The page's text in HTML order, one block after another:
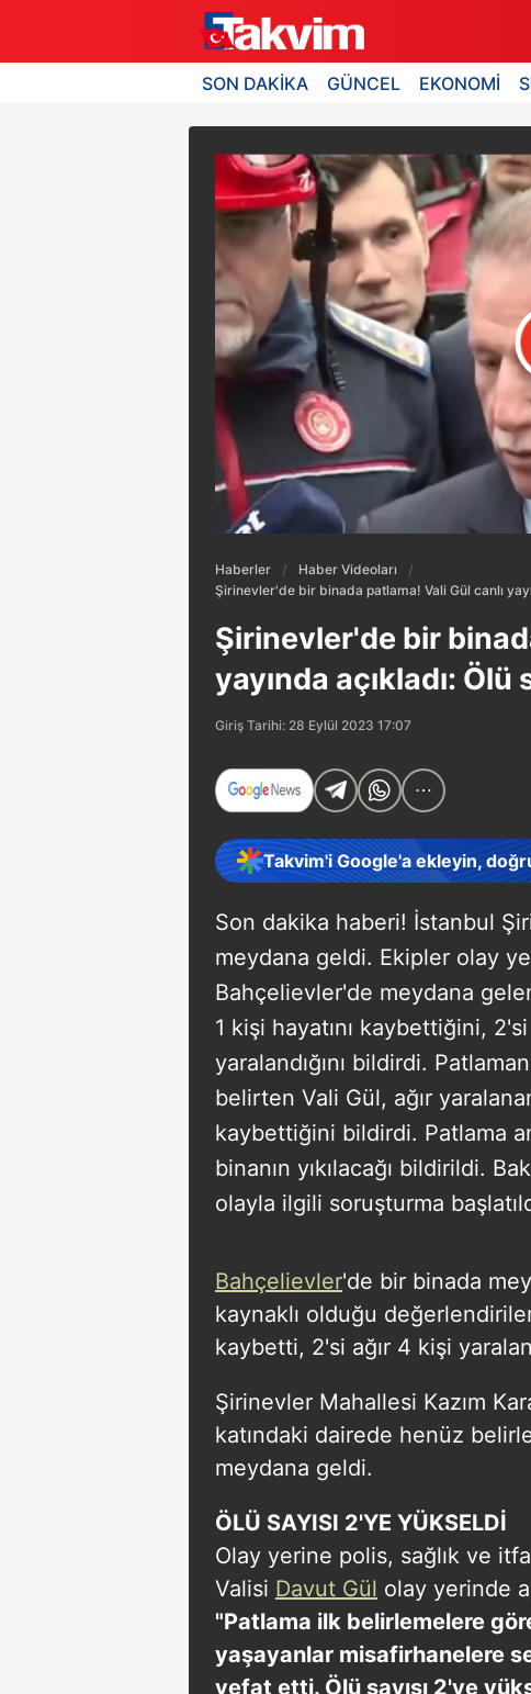
SON DAKİKA GÜNCEL EKONOMİ
Haberler
Haber Videoları
Şirinevler'de bir binada patlama! Vali Gül canlı
Şirinevler'de bir
yayında açıkladı: Ölü
Giriş Tarihi: 28 Eylül 2023 17:07
Takvim'i Google'a ekleyin,
Son dakika haberi! İstanbul
meydana geldi. Ekipler olay
Bahçelievler'de meydana
1 kişi hayatını kaybettiğini,
yaralandığını bildirdi.
belirten Vali Gül, ağır
kaybettiğini bildirdi. Patlama
binanın yıkılacağı bildirildi.
olayla ilgili soruşturma
Bahçelievler'de bir binada
kaynaklı olduğu
kaybetti, 2'si ağır 4 kişi
Şirinevler Mahallesi Kazım
katındaki dairede henüz
meydana geldi.
ÖLÜ SAYISI 2'YE YÜKSELDİ
Olay yerine polis, sağlık ve
Valisi Davut Gül olay yerinde
"Patlama ilk belirlemelere
yaşayanlar misafirhanelere
vefat etti. Ölü sayısı 2'ye